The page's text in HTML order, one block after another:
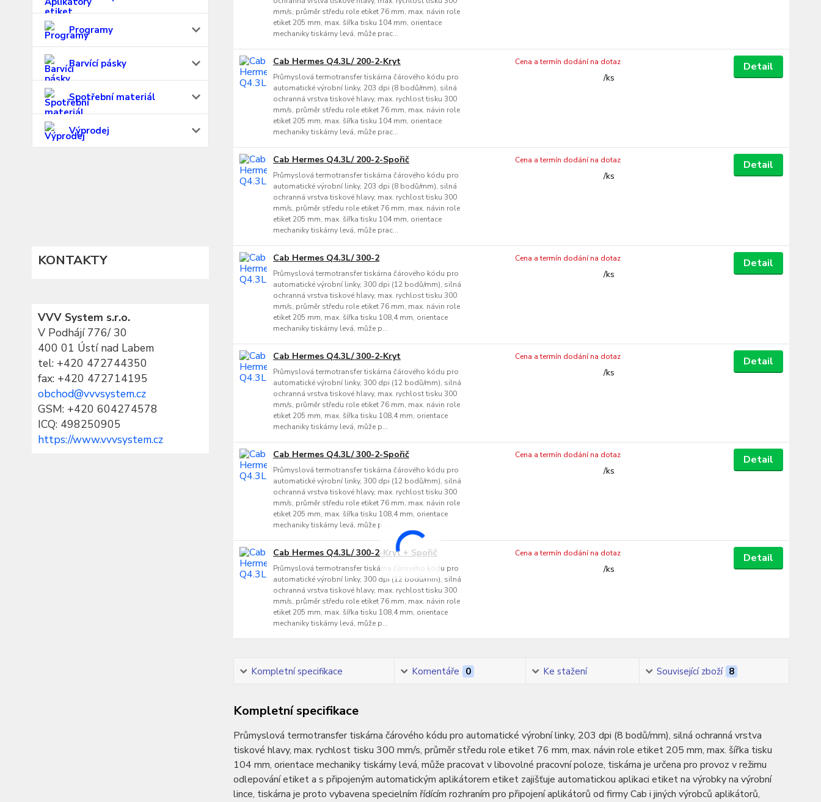
Programy
Barvící pásky
Spotřební materiál
Výprodej
KONTAKTY
VVV System s.r.o.
V Podhájí 776/ 30
400 01 Ústí nad Labem
tel: +420 472744350
fax: +420 472714195
obchod@vvvsystem.cz
GSM: +420 604274578
ICQ: 498250905
https://www.vvvsystem.cz
mm/s, průměr středu role etiket 76 mm, max. návin role
etiket 205 mm, max. šířka tisku 104 mm, orientace
mechaniky tiskárny levá, může prac...
Cab Hermes Q4.3L/ 200-2-Kryt
Průmyslová termotransfer tiskárna čárového kódu pro
automatické výrobní linky, 203 dpi (8 bodů/mm), silná
ochranná vrstva tiskové hlavy, max. rychlost tisku 300
mm/s, průměr středu role etiket 76 mm, max. návin role
etiket 205 mm, max. šířka tisku 104 mm, orientace
mechaniky tiskárny levá, může prac...
/ks
Cena a termín dodání na dotaz Detail
Cab Hermes Q4.3L/ 200-2-Spořič
Průmyslová termotransfer tiskárna čárového kódu pro
automatické výrobní linky, 203 dpi (8 bodů/mm), silná
ochranná vrstva tiskové hlavy, max. rychlost tisku 300
mm/s, průměr středu role etiket 76 mm, max. návin role
etiket 205 mm, max. šířka tisku 104 mm, orientace
mechaniky tiskárny levá, může prac...
/ks
Cena a termín dodání na dotaz Detail
Cab Hermes Q4.3L/ 300-2
Průmyslová termotransfer tiskárna čárového kódu pro
automatické výrobní linky, 300 dpi (12 bodů/mm), silná
ochranná vrstva tiskové hlavy, max. rychlost tisku 300
mm/s, průměr středu role etiket 76 mm, max. návin role
etiket 205 mm, max. šířka tisku 108,4 mm, orientace
mechaniky tiskárny levá, může p...
/ks
Cena a termín dodání na dotaz Detail
Cab Hermes Q4.3L/ 300-2-Kryt
Průmyslová termotransfer tiskárna čárového kódu pro
automatické výrobní linky, 300 dpi (12 bodů/mm), silná
ochranná vrstva tiskové hlavy, max. rychlost tisku 300
mm/s, průměr středu role etiket 76 mm, max. návin role
etiket 205 mm, max. šířka tisku 108,4 mm, orientace
mechaniky tiskárny levá, může p...
/ks
Cena a termín dodání na dotaz Detail
Cab Hermes Q4.3L/ 300-2-Spořič
Průmyslová termotransfer tiskárna čárového kódu pro
automatické výrobní linky, 300 dpi (12 bodů/mm), silná
ochranná vrstva tiskové hlavy, max. rychlost tisku 300
mm/s, průměr středu role etiket 76 mm, max. návin role
etiket 205 mm, max. šířka tisku 108,4 mm, orientace
mechaniky tiskárny levá, může p...
/ks
Cena a termín dodání na dotaz Detail
Cab Hermes Q4.3L/ 300-2-Kryt + Spořič
Průmyslová termotransfer tiskárna čárového kódu pro
automatické výrobní linky, 300 dpi (12 bodů/mm), silná
ochranná vrstva tiskové hlavy, max. rychlost tisku 300
mm/s, průměr středu role etiket 76 mm, max. návin role
etiket 205 mm, max. šířka tisku 108,4 mm, orientace
mechaniky tiskárny levá, může p...
/ks
Cena a termín dodání na dotaz Detail
Kompletní specifikace Komentáře 0 Ke stažení Související zboží 8
Kompletní specifikace
Průmyslová termotransfer tiskárna čárového kódu pro automatické výrobní linky, 203 dpi (8 bodů/mm), silná ochranná vrstva
tiskové hlavy, max. rychlost tisku 300 mm/s, průměr středu role etiket 76 mm, max. návin role etiket 205 mm, max. šířka tisku
104 mm, orientace mechaniky tiskárny levá, může pracovat v libovolné pracovní poloze, tiskárna je určena pro provoz v režimu
odlepování etiket a s připojeným automatickým aplikátorem etiket zajišťuje automatickou aplikaci etiket na výrobky na výrobní
lince, tiskárna je proto vybavena specielním řídícím rozhraním pro připojení aplikátorů od firmy Cab i jiných výrobců aplikátorů,